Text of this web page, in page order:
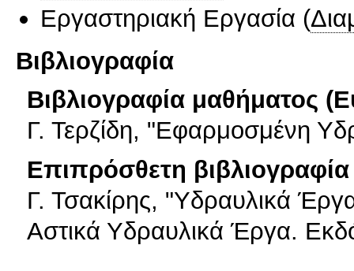
Εργαστηριακή Εργασία (
Βιβλιογραφία
Βιβλιογραφία μαθήματος
Γ. Τερζίδη, "Εφαρμοσμένη
Επιπρόσθετη βιβλιογραφία
Γ. Τσακίρης, "Υδραυλικά
Αστικά Υδραυλικά Έργα.